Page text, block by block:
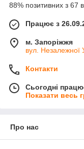
88% позитивних з 67
Працює з
м. Запоріжжя
вул. Незалежної
Контакти
Сьогодні
Показати весь
Про нас